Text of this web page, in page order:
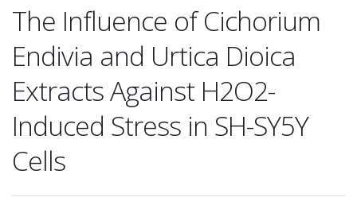
The Influence of Cichorium
Endivia and Urtica Dioica
Extracts Against H2O2-
Induced Stress in SH-SY5Y
Cells